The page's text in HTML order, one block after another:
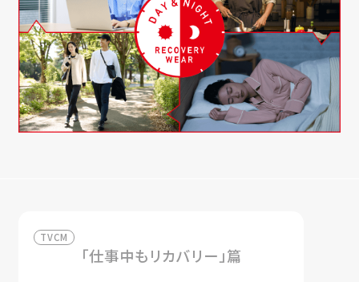
TVCM
「仕事中もリカバリー」篇